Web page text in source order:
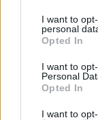
I want to
personal
Opted In
I want to
Personal
Opted In
I want to